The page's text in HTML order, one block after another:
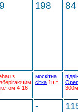
198 84
з
4-16-
москітна
сітка 1шт.
-